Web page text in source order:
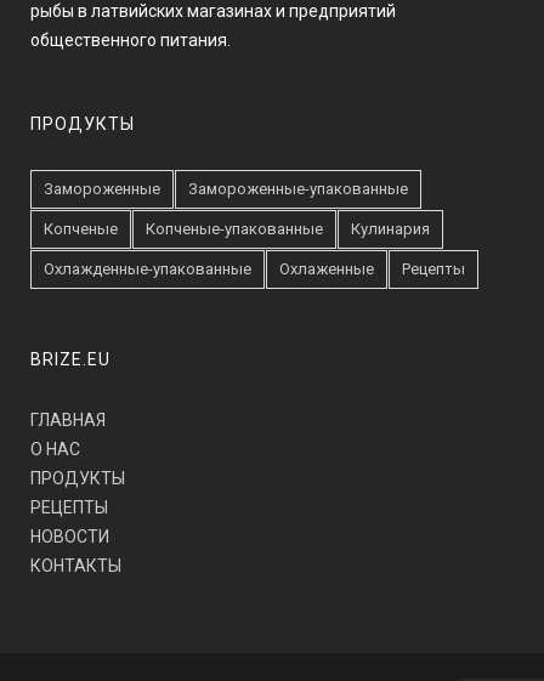
рыбы в латвийских магазинах и предприятий
общественного питания.
ПРОДУКТЫ
Замороженные Замороженные-упакованные
Копченые Копченые-упакованные Кулинария
Охлажденные-упакованные Охлаженные Рецепты
BRIZE.EU
ГЛАВНАЯ
О НАС
ПРОДУКТЫ
РЕЦЕПТЫ
НОВОСТИ
КОНТАКТЫ